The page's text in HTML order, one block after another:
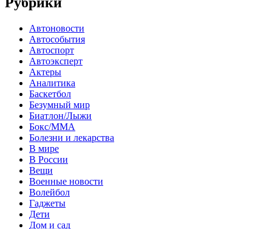
Автоновости
Автособытия
Автоспорт
Автоэксперт
Актеры
Аналитика
Баскетбол
Безумный мир
Биатлон/Лыжи
Бокс/MMA
Болезни и лекарства
В мире
В России
Вещи
Военные новости
Волейбол
Гаджеты
Дети
Дом и сад